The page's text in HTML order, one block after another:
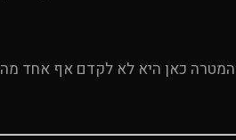
המטרה כאן היא לא לקדם אף אחד